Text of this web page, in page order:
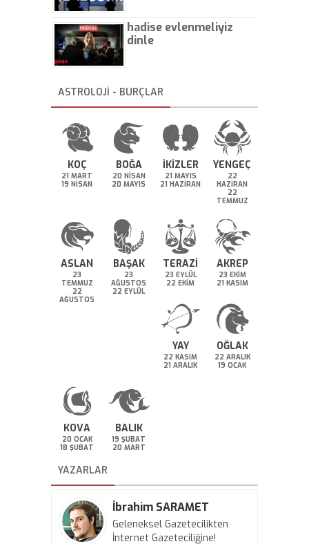
hadise evlenmeliyiz
dinle
ASTROLOJİ - BURÇLAR
KOÇ
21 MART
19 NİSAN
BOĞA
20 NİSAN
20 MAYIS
İKİZLER
21 MAYIS
21 HAZİRAN
YENGEÇ
22
HAZİRAN
22
TEMMUZ
ASLAN
23
TEMMUZ
22
AĞUSTOS
BAŞAK
23
AĞUSTOS
22 EYLÜL
TERAZİ
23 EYLÜL
22 EKİM
AKREP
23 EKİM
21 KASIM
YAY
22 KASIM
21 ARALIK
OĞLAK
22 ARALIK
19 OCAK
KOVA
20 OCAK
18 ŞUBAT
BALIK
19 ŞUBAT
20 MART
YAZARLAR
İbrahim SARAMET
Geleneksel Gazetecilikten
İnternet Gazeteciliğine!